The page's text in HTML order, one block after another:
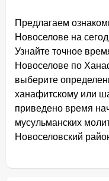
Предлагаем
Новоселове на
Узнайте точное
Новоселове по
выберите
ханафитскому или
приведено время
мусульманских
Новоселовский